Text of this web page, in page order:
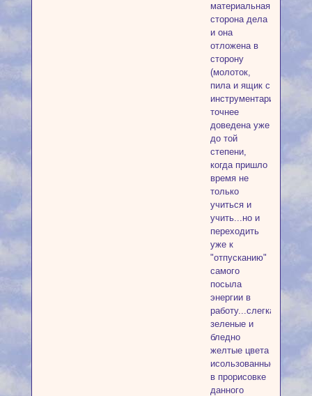
материальная
сторона дела
и она
отложена в
сторону
(молоток,
пила и ящик с
инструментарием),
точнее
доведена уже
до той
степени,
когда пришло
время не
только
учиться и
учить...но и
переходить
уже к
"отпусканию"
самого
посыла
энергии в
работу...слегка
зеленые и
бледно
желтые цвета
исользованные
в прорисовке
данного